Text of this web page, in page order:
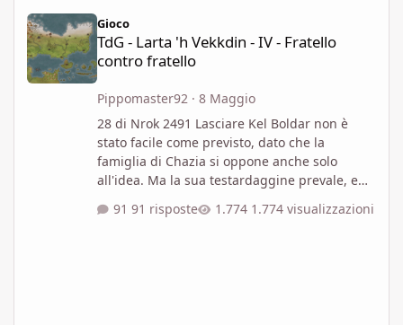
TdG - Larta 'h Vekkdin - IV - Fratello contro fratello
Gioco
TdG - Larta 'h Vekkdin - IV - Fratello
contro fratello
Pippomaster92· 8 Maggio
28 di Nrok 2491 Lasciare Kel Boldar non è
stato facile come previsto, dato che la
famiglia di Chazia si oppone anche solo
all'idea. Ma la sua testardaggine prevale, e
aiuta non poco. Tornare a dove tutto è
91 risposte 1.774 visualizzazioni